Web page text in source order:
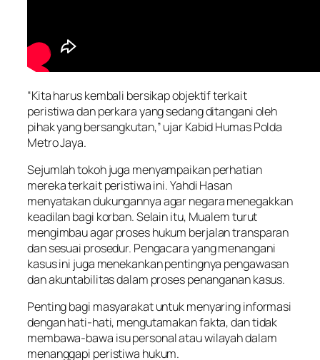
“Kita harus kembali bersikap objektif terkait
peristiwa dan perkara yang sedang ditangani oleh
pihak yang bersangkutan,” ujar Kabid Humas Polda
Metro Jaya.
Sejumlah tokoh juga menyampaikan perhatian
mereka terkait peristiwa ini. Yahdi Hasan
menyatakan dukungannya agar negara menegakkan
keadilan bagi korban. Selain itu, Mualem turut
mengimbau agar proses hukum berjalan transparan
dan sesuai prosedur. Pengacara yang menangani
kasus ini juga menekankan pentingnya pengawasan
dan akuntabilitas dalam proses penanganan kasus.
Penting bagi masyarakat untuk menyaring informasi
dengan hati-hati, mengutamakan fakta, dan tidak
membawa-bawa isu personal atau wilayah dalam
menanggapi peristiwa hukum.